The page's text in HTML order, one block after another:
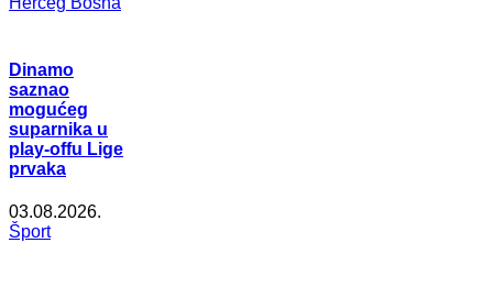
Dinamo
saznao
mogućeg
suparnika u
play-offu Lige
prvaka
03.08.2026.
Šport